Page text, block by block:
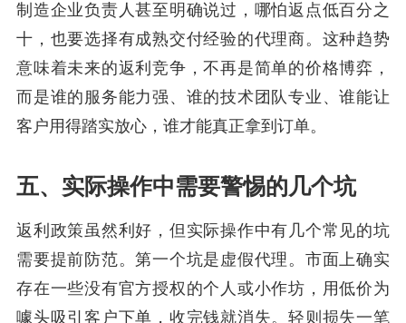
制造企业负责人甚至明确说过，哪怕返点低百分之
十，也要选择有成熟交付经验的代理商。这种趋势
意味着未来的返利竞争，不再是简单的价格博弈，
而是谁的服务能力强、谁的技术团队专业、谁能让
客户用得踏实放心，谁才能真正拿到订单。
五、实际操作中需要警惕的几个坑
返利政策虽然利好，但实际操作中有几个常见的坑
需要提前防范。第一个坑是虚假代理。市面上确实
存在一些没有官方授权的个人或小作坊，用低价为
噱头吸引客户下单，收完钱就消失。轻则损失一笔